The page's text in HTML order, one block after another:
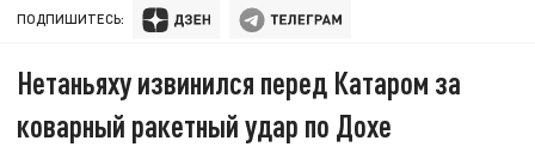
ПОДПИШИТЕСЬ:
Нетаньяху извинился перед Катаром за
коварный ракетный удар по Дохе